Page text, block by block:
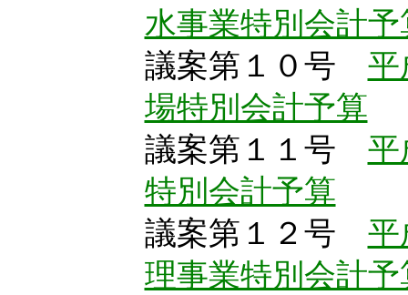
水事業特別会計予
議案第１０号 平
場特別会計予算
議案第１１号 平
特別会計予算
議案第１２号 平
理事業特別会計予